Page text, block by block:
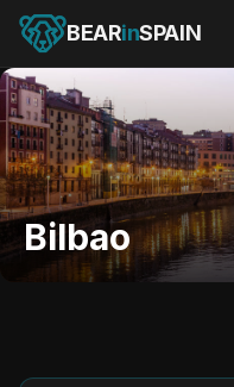
BEARinSPAIN
Bilbao